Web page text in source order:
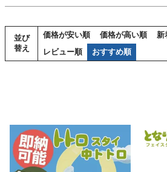
並び
替え
価格が安い順 価格が高い順 新
レビュー順
おすすめ順